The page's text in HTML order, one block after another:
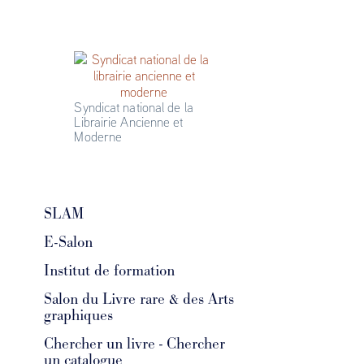
Syndicat national de la
Librairie Ancienne et
Moderne
SLAM
E-Salon
Institut de formation
Salon du Livre rare & des Arts
graphiques
Chercher un livre - Chercher
un catalogue